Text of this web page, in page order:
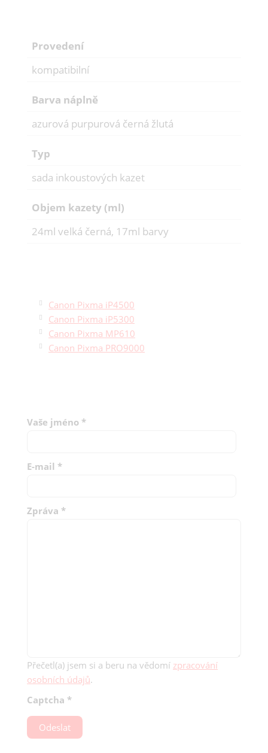
Provedení
kompatibilní
Barva náplně
azurová purpurová černá žlutá
Typ
sada inkoustových kazet
Objem kazety (ml)
24ml velká černá, 17ml barvy
Canon Pixma iP4500
Canon Pixma iP5300
Canon Pixma MP610
Canon Pixma PRO9000
Vaše jméno *
E-mail *
Zpráva *
Přečetl(a) jsem si a beru na vědomí zpracování
osobních údajů.
Captcha *
Odeslat